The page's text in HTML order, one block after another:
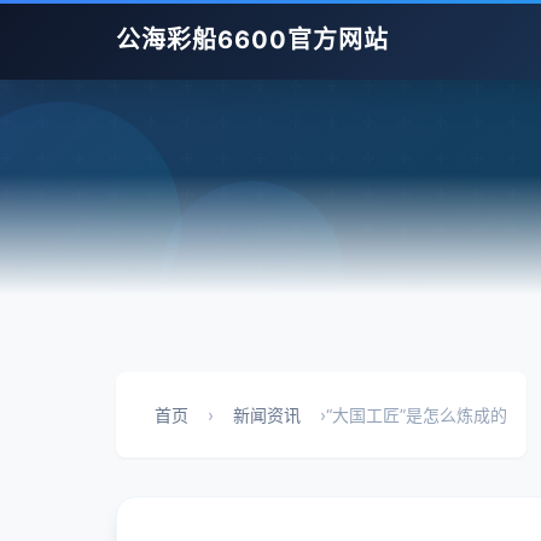
公海彩船6600官方网站
首页 › 新闻资讯 ›“大国工匠”是怎么炼成的